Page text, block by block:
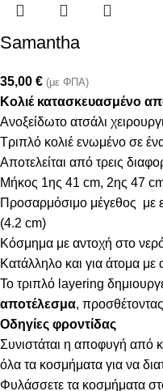
Samantha
35,00 € (με ΦΠΑ)
Κολιέ κατασκευασμένο
Ανοξείδωτο ατσάλι
Τριπλό κολιέ ενωμένο σε
Αποτελείται από τρεις
Μήκος 1ης 41 cm, 2ης 47
Προσαρμόσιμο μέγεθος με
(4.2 cm)
Κόσμημα με αντοχή στο
Κατάλληλο και για άτομα με
Το τριπλό layering
αποτέλεσμα,
Οδηγίες φροντίδας
Συνιστάται η αποφυγή από
όλα τα κοσμήματα για να
Φυλάσσετε τα κοσμήματα